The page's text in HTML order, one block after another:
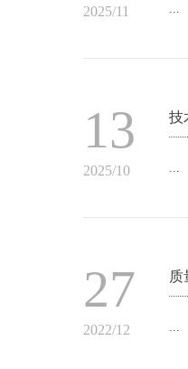
2025/11
13
2025/10
技
27
2022/12
质